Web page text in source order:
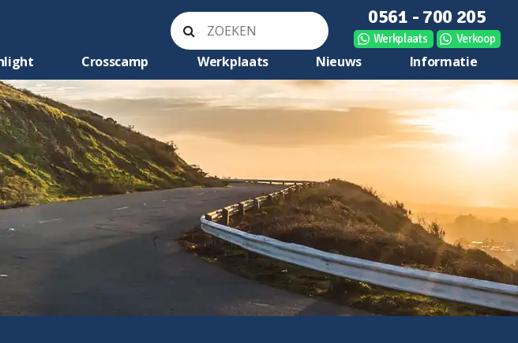
0561 - 700 205
Werkplaats Verkoop
Crosscamp Werkplaats Nieuws Informatie